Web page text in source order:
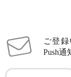
ご登
Push通